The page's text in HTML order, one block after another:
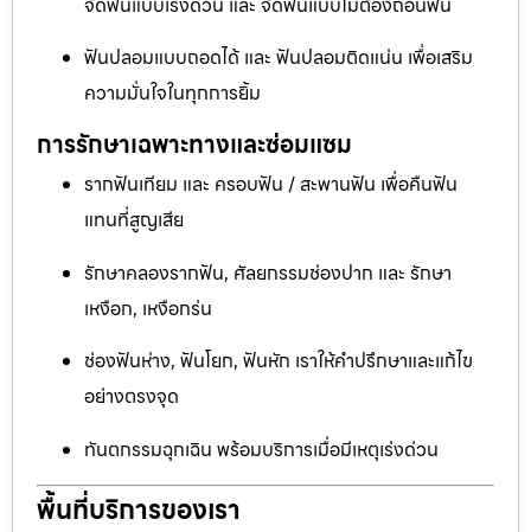
ฟันปลอมแบบถอดได้ และ ฟันปลอมติดแน่น เพื่อเสริม
ความมั่นใจในทุกการยิ้ม
การรักษาเฉพาะทางและซ่อมแซม
รากฟันเทียม และ ครอบฟัน / สะพานฟัน เพื่อคืนฟัน
แทนที่สูญเสีย
รักษาคลองรากฟัน, ศัลยกรรมช่องปาก และ รักษา
เหงือก, เหงือกร่น
ช่องฟันห่าง, ฟันโยก, ฟันหัก เราให้คำปรึกษาและแก้ไข
อย่างตรงจุด
ทันตกรรมฉุกเฉิน พร้อมบริการเมื่อมีเหตุเร่งด่วน
พื้นที่บริการของเรา